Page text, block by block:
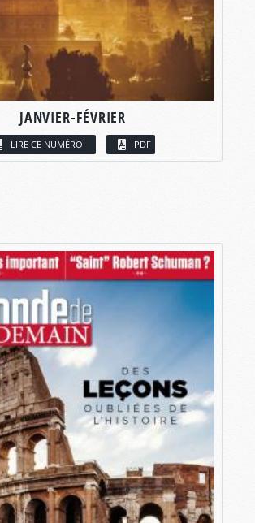
JANVIER-FÉVRIER
LIRE CE NUMÉRO PDF